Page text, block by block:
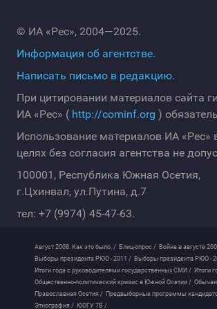
© ИА «Рес», 2004—2025.
Информация об агентстве.
Написать письмо в редакцию.
При цитировании материалов сайта
ИА «Рес» ( http://cominf.org )
Использование материалов ИА «Рес»
целях без согласия агентства не
100001, Республика Южная Осетия,
г.Цхинвал, ул.Путина, д.7
тел: +7 (9974) 45-47-63.
Август 2008. Как это было. / Блиц-опрос / Война в августе
Выборы президента РЮО - 2011 / Выборы президента РЮО -
Итоги года с руководителями государственных СМИ / Итоги
Общественно-политический кризис в Южной Осетии / Обычаи
Православная Осетия / Предвыборные программы
Этнография / ЮОГУ ТВ /